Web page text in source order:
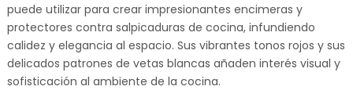
puede utilizar para crear impresionantes encimeras y
protectores contra salpicaduras de cocina, infundiendo
calidez y elegancia al espacio. Sus vibrantes tonos rojos y sus
delicados patrones de vetas blancas añaden interés visual y
sofisticación al ambiente de la cocina.